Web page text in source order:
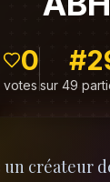
0
votes
#
sur 49
un créateur